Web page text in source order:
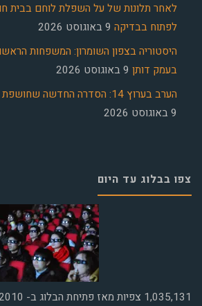
לאחר תלונות של על השפלת לוחם בבית
לפתוח בבדיקה 9 באוגוסט 2026
היסטוריה בצפון השומרון: המשפחות
בעמק דותן 9 באוגוסט 2026
הערב בערוץ 14: הסדרה החדשה שחושפת את "מרד המשפטנים"
9 באוגוסט 2026
צפו בבלוג עד היום
1,035,131 צפיות מאז פתיחת הבלוג ב- 21/2/2010.